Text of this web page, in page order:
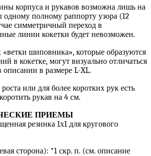
корпуса и рукавов возможна лишь на
полному раппорту узора (12
симметричный переход в
линии кокетки будет невозможен.
«ветки шиповника», которые образуются
в кокетке, могут визуально отличаться
описании в размере L-XL.
или для более коротких рук есть
рукав на 4 см.
ПРИЕМЫ
резинка 1х1 для кругового
сторона): *1 скр. п. (см. описание